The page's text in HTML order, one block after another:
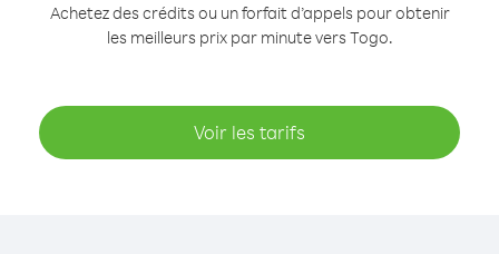
Achetez des crédits ou un forfait d’appels pour obtenir
les meilleurs prix par minute vers Togo.
Voir les tarifs